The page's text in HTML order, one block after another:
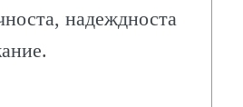
надеждноста